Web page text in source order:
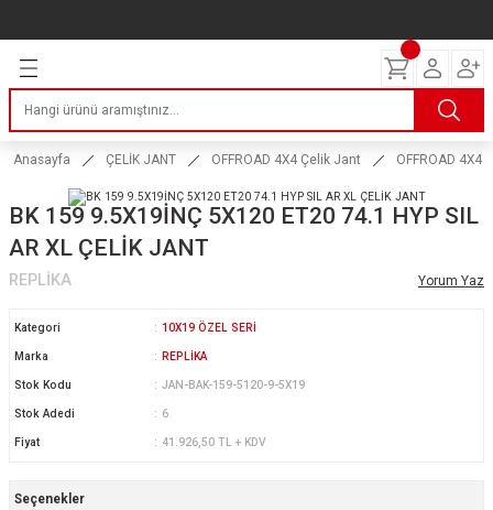
Lastikleri
Hız Lastikleri
ve Fren Yağları
Anasayfa ÇELİK JANT OFFROAD 4X4 Çelik Jant OFFROAD 4X4
BK 159 9.5X19İNÇ 5X120 ET20 74.1 HYP SIL
AR XL ÇELİK JANT
REPLİKA Yorum Yaz
Kategori 10X19 ÖZEL SERİ
Marka REPLİKA
Stok Kodu JAN-BAK-159-5120-9-5X19
Stok Adedi 6
Fiyat 41.926,50 TL + KDV
Seçenekler